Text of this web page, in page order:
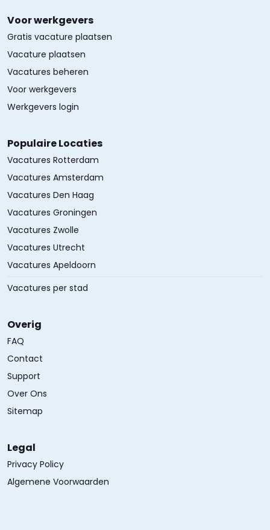
Voor werkgevers
Gratis vacature plaatsen
Vacature plaatsen
Vacatures beheren
Voor werkgevers
Werkgevers login
Populaire Locaties
Vacatures Rotterdam
Vacatures Amsterdam
Vacatures Den Haag
Vacatures Groningen
Vacatures Zwolle
Vacatures Utrecht
Vacatures Apeldoorn
Vacatures per stad
Overig
FAQ
Contact
Support
Over Ons
Sitemap
Legal
Privacy Policy
Algemene Voorwaarden